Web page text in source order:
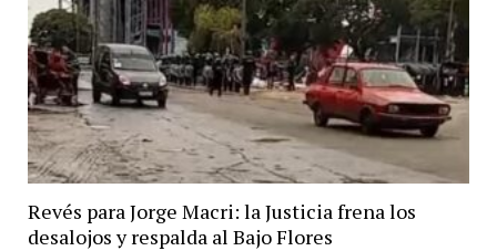
Revés para Jorge Macri: la Justicia frena los
desalojos y respalda al Bajo Flores